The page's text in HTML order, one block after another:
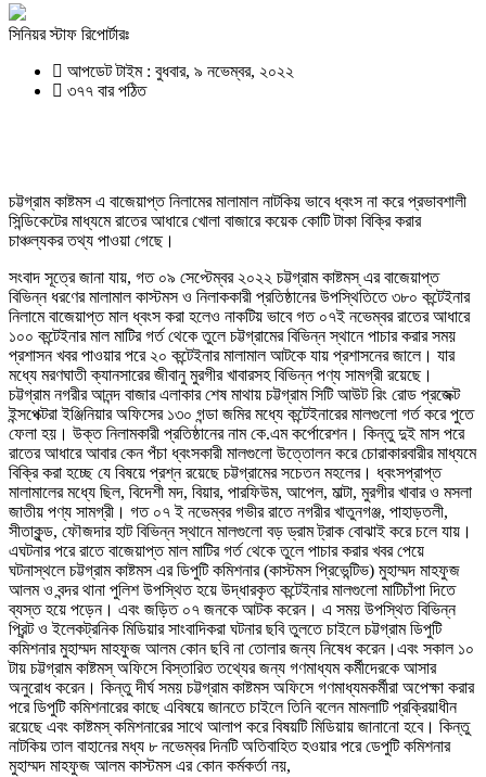
সিনিয়র স্টাফ রিপোর্টারঃ
আপডেট টাইম : বুধবার, ৯ নভেম্বর, ২০২২
৩৭৭ বার পঠিত
চট্টগ্রাম কাষ্টমস এ বাজেয়াপ্ত নিলামের মালামাল নাটকিয় ভাবে ধ্বংস না করে প্রভাবশালী
সিন্ডিকেটের মাধ্যমে রাতের আধারে খোলা বাজারে কয়েক কোটি টাকা বিক্রি করার
চাঞ্চল্যকর তথ্য পাওয়া গেছে।
সংবাদ সূত্রে জানা যায়, গত ০৯ সেপ্টেম্বর ২০২২ চট্টগ্রাম কাষ্টমস্ এর বাজেয়াপ্ত
বিভিন্ন ধরণের মালামাল কাস্টমস ও নিলাককারী প্রতিষ্ঠানের উপস্থিতিতে ৩৮০ কন্টেইনার
নিলামে বাজেয়াপ্ত মাল ধ্বংস করা হলেও নাকটিয় ভাবে গত ০৭ই নভেম্বর রাতের আধারে
১০০ কন্টেইনার মাল মাটির গর্ত থেকে তুলে চট্টগ্রামের বিভিন্ন স্থানে পাচার করার সময়
প্রশাসন খবর পাওয়ার পরে ২০ কন্টেইনার মালামাল আটকে যায় প্রশাসনের জালে। যার
মধ্যে মরণঘাতী ক্যানসারের জীবানু মুরগীর খাবারসহ বিভিন্ন পণ্য সামগ্রী রয়েছে।
চট্টগ্রাম নগরীর আনন্দ বাজার এলাকার শেষ মাথায় চট্টগ্রাম সিটি আউট রিং রোড প্রজেক্ট
ইন্সপেক্টরা ইঞ্জিনিয়ার অফিসের ১৩০ গন্ডা জমির মধ্যে কন্টেইনারের মালগুলো গর্ত করে পুতে
ফেলা হয়। উক্ত নিলামকারী প্রতিষ্ঠানের নাম কে.এম কর্পোরেশন। কিন্তু দুই মাস পরে
রাতের আধারে আবার কেন পঁচা ধ্বংসকারী মালগুলো উত্তোলন করে চোরাকারবারীর মাধ্যমে
বিক্রি করা হচ্ছে যে বিষয়ে প্রশ্ন রয়েছে চট্টগ্রামের সচেতন মহলের। ধ্বংসপ্রাপ্ত
মালামালের মধ্যে ছিল, বিদেশী মদ, বিয়ার, পারফিউম, আপেল, মাল্টা, মুরগীর খাবার ও মসলা
জাতীয় পণ্য সামগ্রী। গত ০৭ ই নভেম্বর গভীর রাতে নগরীর খাতুনগঞ্জ, পাহাড়তলী,
সীতাকুন্ড, ফৌজদার হাট বিভিন্ন স্থানে মালগুলো বড় ড্রাম ট্রাক বোঝাই করে চলে যায়।
এঘটনার পরে রাতে বাজেয়াপ্ত মাল মাটির গর্ত থেকে তুলে পাচার করার খবর পেয়ে
ঘটনাস্থলে চট্টগ্রাম কাষ্টমস এর ডিপুটি কমিশনার (কাস্টমস প্রিভেন্টিভ) মুহাম্মদ মাহফুজ
আলম ও বন্দর থানা পুলিশ উপস্থিত হয়ে উদ্ধারকৃত কন্টেইনার মালগুলো মাটিচাঁপা দিতে
ব্যস্ত হয়ে পড়েন। এবং জড়িত ০৭ জনকে আটক করেন। এ সময় উপস্থিত বিভিন্ন
প্রিন্ট ও ইলেকট্রনিক মিডিয়ার সাংবাদিকরা ঘটনার ছবি তুলতে চাইলে চট্টগ্রাম ডিপুটি
কমিশনার মুহাম্মদ মাহফুজ আলম কোন ছবি না তোলার জন্য নিষেধ করেন।এবং সকাল ১০
টায় চট্টগ্রাম কাষ্টমস্ অফিসে বিস্তারিত তথ্যের জন্য গণমাধ্যম কর্মীদেরকে আসার
অনুরোধ করেন। কিন্তু দীর্ঘ সময় চট্টগ্রাম কাষ্টমস অফিসে গণমাধ্যমকর্মীরা অপেক্ষা করার
পরে ডিপুটি কমিশনারের কাছে এবিষয়ে জানতে চাইলে তিনি বলেন মামলাটি প্রক্রিয়াধীন
রয়েছে এবং কাষ্টমস্ কমিশনারের সাথে আলাপ করে বিষয়টি মিডিয়ায় জানানো হবে। কিন্তু
নাটকিয় তাল বাহানের মধ্য ৮ নভেম্বর দিনটি অতিবাহিত হওয়ার পরে ডেপুটি কমিশনার
মুহাম্মদ মাহফুজ আলম কাস্টমস এর কোন কর্মকর্তা নয়,